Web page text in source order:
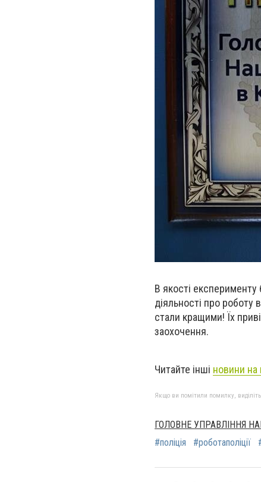
В якості експерименту
діяльності про роботу
стали кращими! Їх
заохочення.
Читайте інші новини на
Якщо ви помітили помилку,
ГОЛОВНЕ УПРАВЛІННЯ
#поліція
#роботаполіції